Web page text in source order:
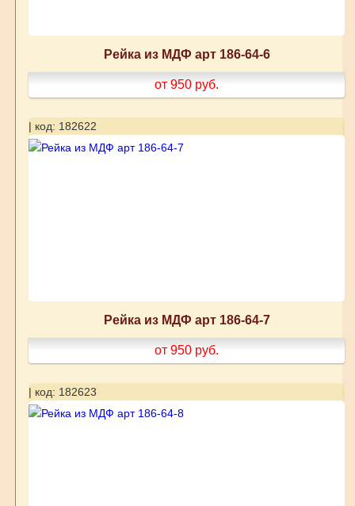
Рейка из МДФ арт 186-64-6
от 950 руб.
| код: 182622
Рейка из МДФ арт 186-64-7
от 950 руб.
| код: 182623